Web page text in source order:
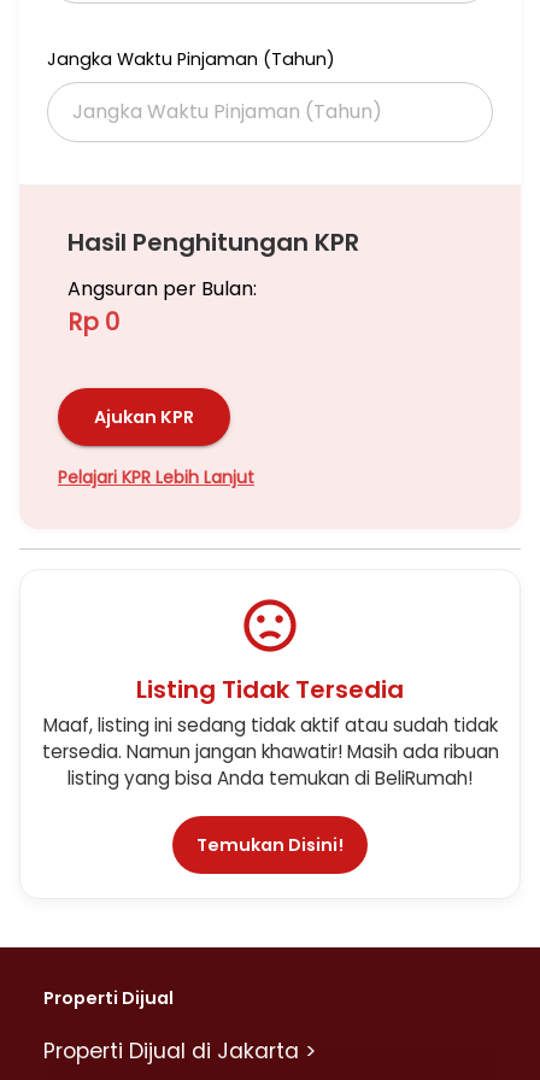
- Dekat Gerbang Toll Parigi
Segera Survey & Hubungi:
INDAH ETA
Jangka Waktu Pinjaman (Tahun)
Hasil Penghitungan KPR
Angsuran per Bulan:
Rp 0
Ajukan KPR
Pelajari KPR Lebih Lanjut
Listing Tidak Tersedia
Maaf, listing ini sedang tidak aktif atau sudah tidak
tersedia. Namun jangan khawatir! Masih ada ribuan
listing yang bisa Anda temukan di BeliRumah!
Temukan Disini!
Properti Dijual
Properti Dijual di Jakarta >